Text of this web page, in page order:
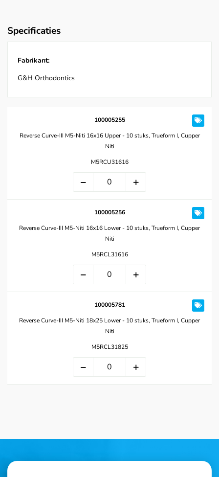
Specificaties
Fabrikant:
G&H Orthodontics
100005255
Reverse Curve-III M5-Niti 16x16 Upper - 10 stuks, Trueform I, Cupper
Niti
M5RCU31616
100005256
Reverse Curve-III M5-Niti 16x16 Lower - 10 stuks, Trueform I, Cupper
Niti
M5RCL31616
100005781
Reverse Curve-III M5-Niti 18x25 Lower - 10 stuks, Trueform I, Cupper
Niti
M5RCL31825